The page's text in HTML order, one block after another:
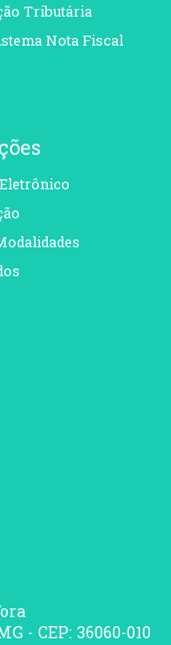
Tributária
Nota Fiscal
- CEP: 36060-010